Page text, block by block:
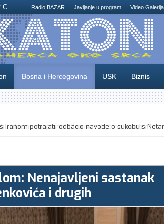
C Radio BAZAR Javljanje u program Video Galerija
Bosna i Hercegovina USK Biznis
Nenajavljeni sastanak
i drugih